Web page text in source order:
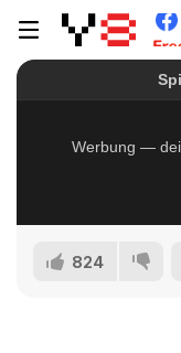
824